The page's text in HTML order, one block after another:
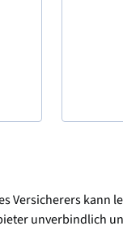
Versicherers
unverbindlich